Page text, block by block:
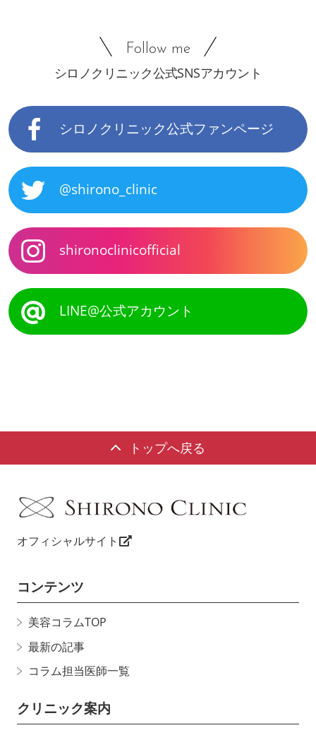
Follow me
シロノクリニック公式SNSアカウント
シロノクリニック公式ファンページ
@shirono_clinic
shironoclinicofficial
LINE@公式アカウント
トップへ戻る
オフィシャルサイト
コンテンツ
美容コラムTOP
最新の記事
コラム担当医師一覧
クリニック案内